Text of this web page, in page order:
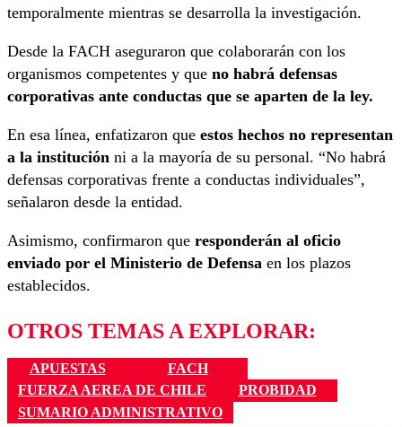
temporalmente mientras se desarrolla la investigación.
Desde la FACH aseguraron que colaborarán con los
organismos competentes y que no habrá defensas
corporativas ante conductas que se aparten de la ley.
En esa línea, enfatizaron que estos hechos no representan
a la institución ni a la mayoría de su personal. “No habrá
defensas corporativas frente a conductas individuales”,
señalaron desde la entidad.
Asimismo, confirmaron que responderán al oficio
enviado por el Ministerio de Defensa en los plazos
establecidos.
OTROS TEMAS A EXPLORAR:
APUESTAS
FACH
FUERZA AEREA DE CHILE
PROBIDAD
SUMARIO ADMINISTRATIVO